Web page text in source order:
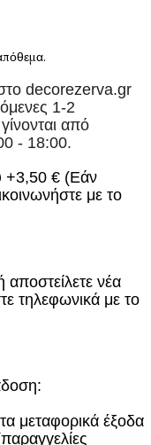
decorezerva.gr
1-2
από
- 18:00.
+3,50 € (Εάν
με το
νέα
τηλεφωνικά με το
μεταφορικά έξοδα